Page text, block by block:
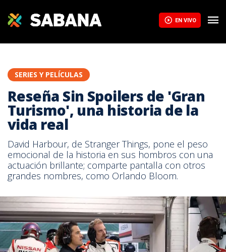
EN VIVO
SERIES Y PELÍCULAS
Reseña Sin Spoilers de 'Gran
Turismo', una historia de la
vida real
David Harbour, de Stranger Things, pone el peso
emocional de la historia en sus hombros con una
actuación brillante; comparte pantalla con otros
grandes nombres, como Orlando Bloom.